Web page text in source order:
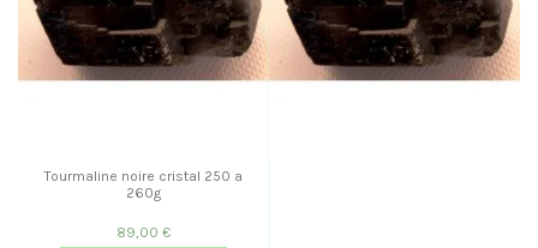
Tourmaline noire cristal 250 a
260g
89,00 €